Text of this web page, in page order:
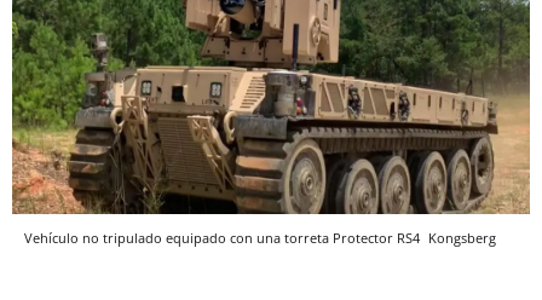
Vehículo no tripulado equipado con una torreta Protector RS4 Kongsberg